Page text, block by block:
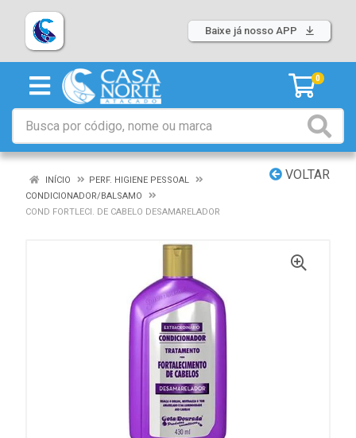
Baixe já nosso APP
0
VOLTAR
INÍCIO
PERF. HIGIENE PESSOAL
CONDICIONADOR/BALSAMO
COND FORTLECI. DE CABELO DESAMARELADOR